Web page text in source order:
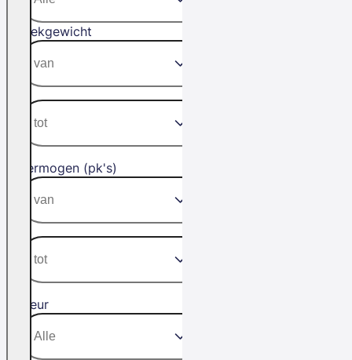
Trekgewicht
Vermogen (pk's)
Kleur